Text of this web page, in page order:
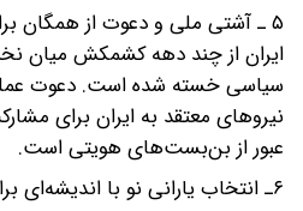
۵ ـ آشتی ملی و دعوت از همگان
ایران از چند دهه کشمکش میان
سیاسی خسته شده است. دعوت
نیروهای معتقد به ایران برای
عبور از بن‌بست‌های هویتی است.
۶ـ انتخاب یارانی نو با